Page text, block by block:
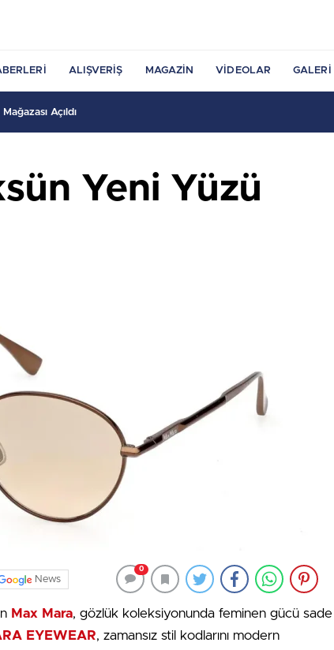
ALIŞVERIŞ MAGAZIN VIDEOLAR GALERI
Açıldı
Yeni Yüzü
News
0
Max Mara, gözlük koleksiyonunda feminen gücü sade
EYEWEAR, zamansız stil kodlarını modern